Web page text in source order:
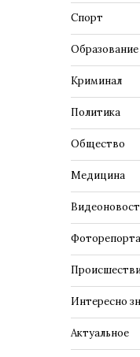
Спорт
Образование
Криминал
Политика
Общество
Медицина
Интересно
Актуальное